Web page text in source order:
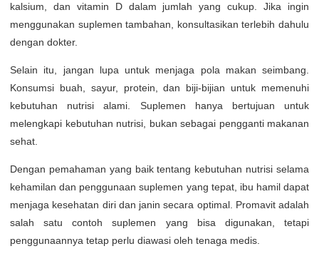
kalsium, dan vitamin D dalam jumlah yang cukup. Jika ingin
menggunakan suplemen tambahan, konsultasikan terlebih dahulu
dengan dokter.
Selain itu, jangan lupa untuk menjaga pola makan seimbang.
Konsumsi buah, sayur, protein, dan biji-bijian untuk memenuhi
kebutuhan nutrisi alami. Suplemen hanya bertujuan untuk
melengkapi kebutuhan nutrisi, bukan sebagai pengganti makanan
sehat.
Dengan pemahaman yang baik tentang kebutuhan nutrisi selama
kehamilan dan penggunaan suplemen yang tepat, ibu hamil dapat
menjaga kesehatan diri dan janin secara optimal. Promavit adalah
salah satu contoh suplemen yang bisa digunakan, tetapi
penggunaannya tetap perlu diawasi oleh tenaga medis.